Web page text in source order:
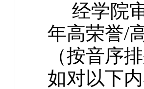
经学院审
年高荣誉/
（按音序
如对以下